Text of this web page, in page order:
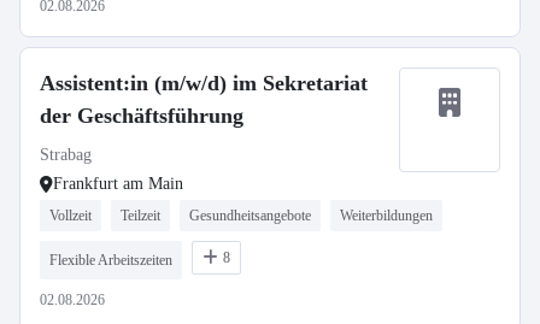
02.08.2026
Assistent:in (m/w/d) im Sekretariat
der Geschäftsführung
Strabag
Frankfurt am Main
Vollzeit Teilzeit Gesundheitsangebote Weiterbildungen
Flexible Arbeitszeiten 8
02.08.2026